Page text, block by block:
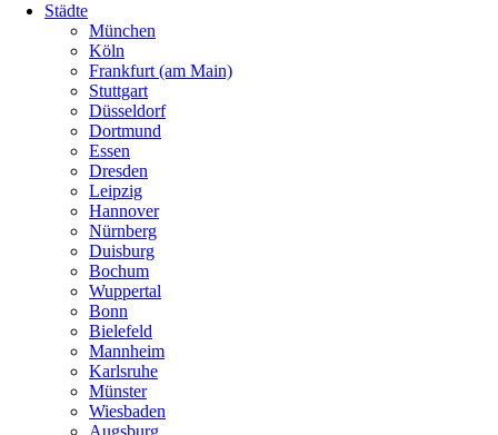
Städte
München
Köln
Frankfurt (am Main)
Stuttgart
Düsseldorf
Dortmund
Essen
Dresden
Leipzig
Hannover
Nürnberg
Duisburg
Bochum
Wuppertal
Bonn
Bielefeld
Mannheim
Karlsruhe
Münster
Wiesbaden
Augsburg